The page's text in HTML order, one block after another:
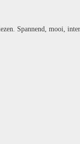
Spannend, mooi,